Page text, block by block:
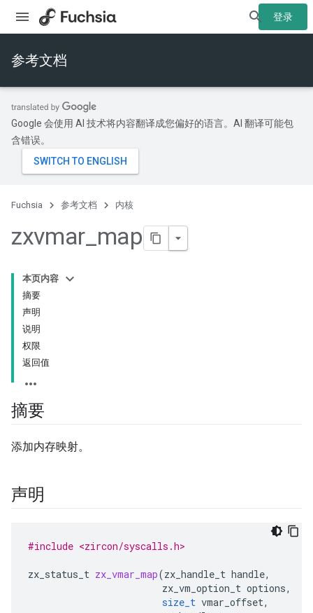
登录
参考文档
Google 会使用 AI 技术将内容翻译成您偏好的语言。AI 翻译可能包
含错误。
Fuchsia 参考文档 内核
zxvmar_map
本页内容
摘要
声明
说明
权限
返回值
摘要
添加内存映射。
声明
#include <zircon/syscalls.h>
zx_status_t zx_vmar_map(zx_handle_t handle,
zx_vm_option_t options,
size_t vmar_offset,